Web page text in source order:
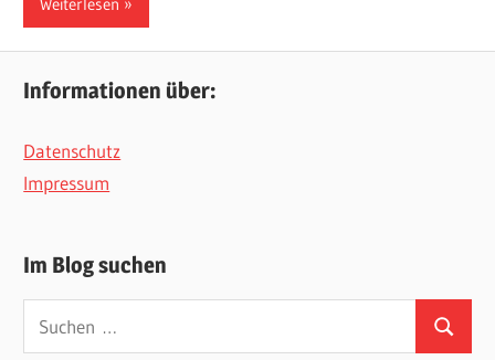
Informationen über:
Datenschutz
Impressum
Im Blog suchen
Suchen
nach:
Suchen